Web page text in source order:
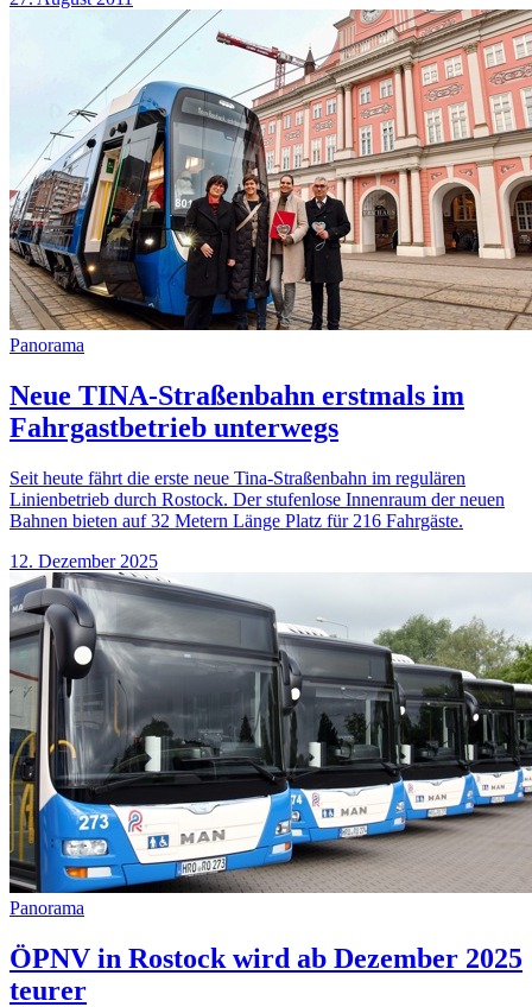
Panorama
Neue TINA-Straßenbahn erstmals im
Fahrgastbetrieb unterwegs
Seit heute fährt die erste neue Tina-Straßenbahn im regulären
Linienbetrieb durch Rostock. Der stufenlose Innenraum der neuen
Bahnen bieten auf 32 Metern Länge Platz für 216 Fahrgäste.
12. Dezember 2025
Panorama
ÖPNV in Rostock wird ab Dezember 2025
teurer